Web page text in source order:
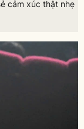
cảm xúc thật nhẹ